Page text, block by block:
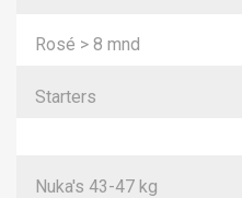
Rosé > 8 mnd
Starters
Nuka's 43-47 kg